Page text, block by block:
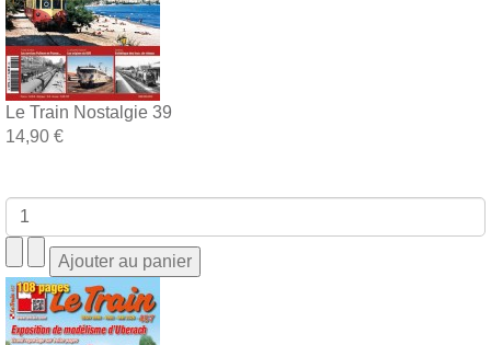
Le Train Nostalgie 39
14,90 €